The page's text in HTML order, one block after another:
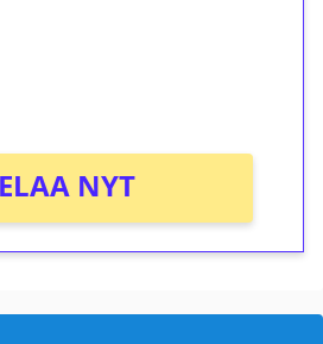
NYT